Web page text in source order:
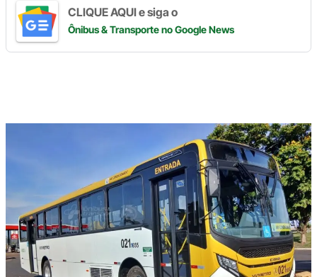
CLIQUE AQUI e siga o
Ônibus & Transporteno Google News
mail